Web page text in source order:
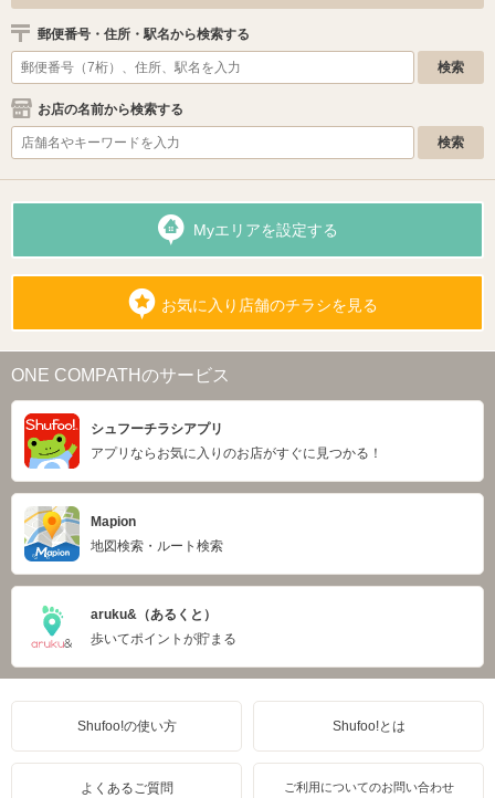
郵便番号・住所・駅名から検索する
お店の名前から検索する
Myエリアを設定する
お気に入り店舗のチラシを見る
ONE COMPATHのサービス
シュフーチラシアプリ
アプリならお気に入りのお店がすぐに見つかる！
Mapion
地図検索・ルート検索
aruku&（あるくと）
歩いてポイントが貯まる
Shufoo!の使い方 Shufoo!とは
よくあるご質問 ご利用についてのお問い合わせ